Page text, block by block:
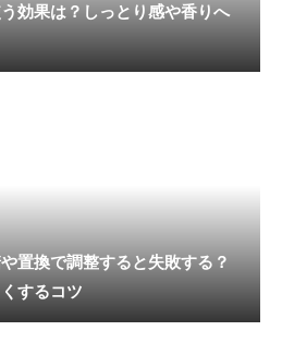
効果は？しっとり感や香りへ
置換で調整すると失敗する？
するコツ